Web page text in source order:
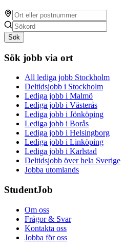
Sök
Sök jobb via ort
All lediga jobb Stockholm
Deltidsjobb i Stockholm
Lediga jobb i Malmö
Lediga jobb i Västerås
Lediga jobb i Jönköping
Lediga jobb i Borås
Lediga jobb i Helsingborg
Lediga jobb i Linköping
Lediga jobb i Karlstad
Deltidsjobb över hela Sverige
Jobba utomlands
StudentJob
Om oss
Frågor & Svar
Kontakta oss
Jobba för oss